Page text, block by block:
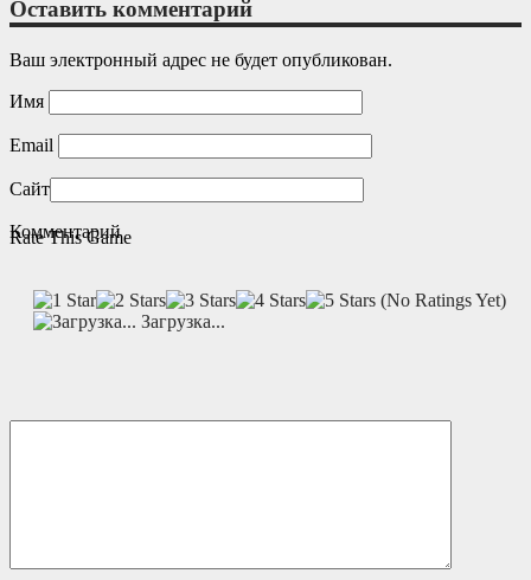
Rate This Game
(No Ratings Yet)
Загрузка...
Оставить комментарий
Ваш электронный адрес не будет опубликован.
Имя
Email
Сайт
Комментарий